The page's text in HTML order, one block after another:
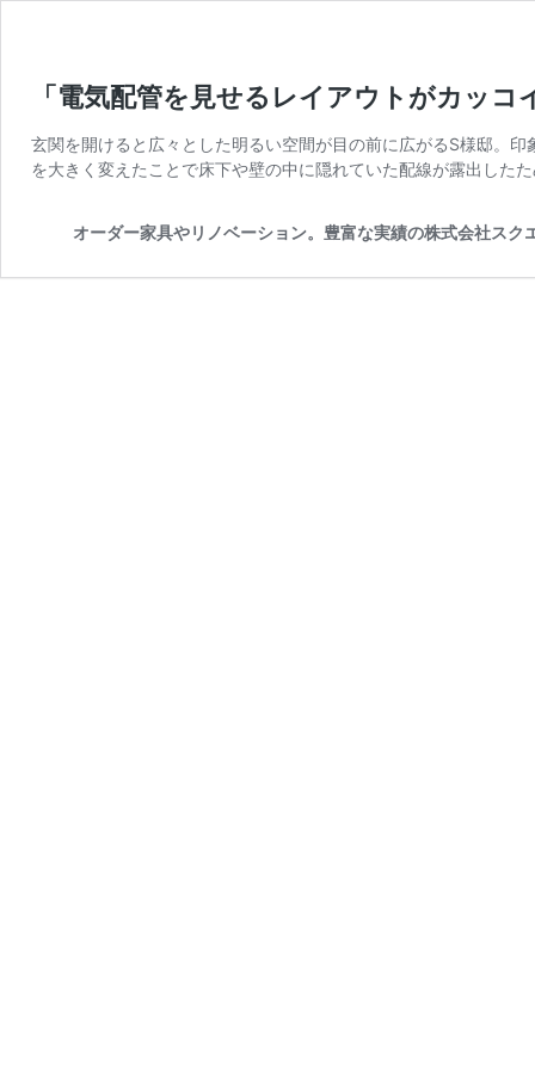
「電気配管を見せるレイアウトがカッコ
玄関を開けると広々とした明るい空間が目の前に広がるS様邸。
を大きく変えたことで床下や壁の中に隠れていた配線が露出した
オーダー家具やリノベーション。豊富な実績の株式会社ス